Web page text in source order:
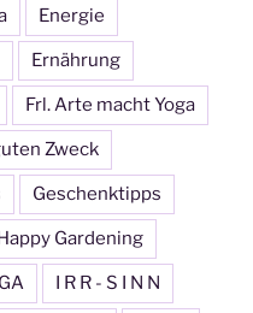
Energie
Ernährung
Frl. Arte macht Yoga
Zweck
Geschenktipps
Happy Gardening
I R R - S I N N